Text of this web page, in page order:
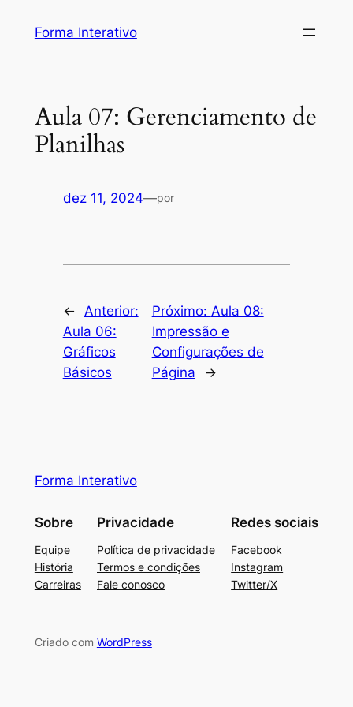
Forma Interativo
Aula 07: Gerenciamento de
Planilhas
dez 11, 2024—por
←
Anterior:
Aula 06:
Gráficos
Básicos
Próximo: Aula 08:
Impressão e
Configurações de
Página
→
Forma Interativo
Sobre
Equipe
História
Carreiras
Privacidade
Política de privacidade
Termos e condições
Fale conosco
Redes sociais
Facebook
Instagram
Twitter/X
Criado com WordPress